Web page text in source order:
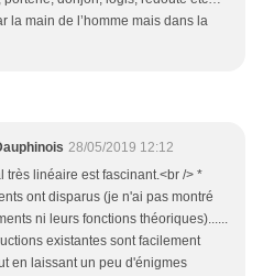
la main de l’homme mais dans la
28/05/2019 12:12
très linéaire est fascinant.<br /> *
ont disparus (je n'ai pas montré
ni leurs fonctions théoriques)......
existantes sont facilement
en laissant un peu d'énigmes